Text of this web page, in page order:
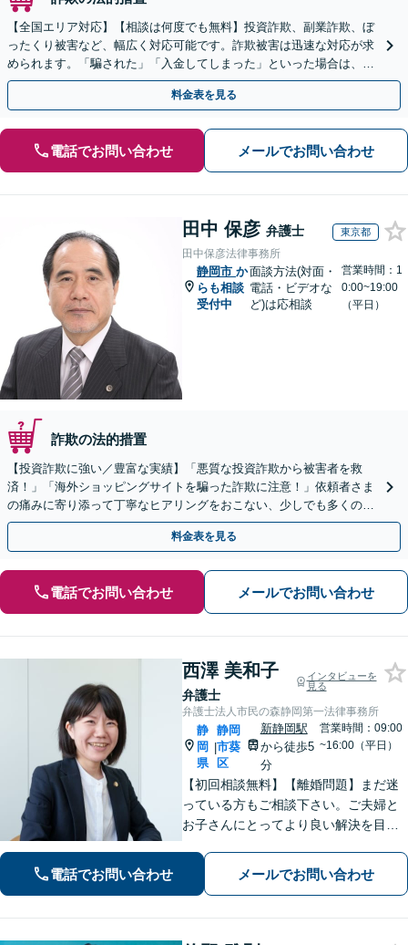
【全国エリア対応】【相談は何度でも無料】投資詐欺、副業詐欺、ぼ
ったくり被害など、幅広く対応可能です。詐欺被害は迅速な対応が求
められます。「騙された」「入金してしまった」といった場合は、お
早めにご相談ください。【電話・メール・WEB相談可】
料金表を見る
電話でお問い合わせ メールでお問い合わせ
田中 保彦 弁護士 東京都
田中保彦法律事務所
静岡市 か
らも相談
受付中
面談方法(対面・
電話・ビデオな
ど)は応相談
営業時間：1
0:00~19:00
（平日）
詐欺の法的措置
【投資詐欺に強い／豊富な実績】「悪質な投資詐欺から被害者を救
済！」「海外ショッピングサイトを騙った詐欺に注意！」依頼者さま
の痛みに寄り添って丁寧なヒアリングをおこない、少しでも多くの返
金が得られるよう尽力します！
料金表を見る
電話でお問い合わせ メールでお問い合わせ
西澤 美和子
弁護士
インタビューを
見る
弁護士法人市民の森静岡第一法律事務所
静
岡
県
|
静岡
市葵
区
新静岡駅
から徒歩5
分
営業時間：09:00
~16:00（平日）
【初回相談無料】【離婚問題】まだ迷
っている方もご相談下さい。ご夫婦と
お子さんにとってより良い解決を目指
労働問題など、幅広いお悩みに対応し
ます。【静岡市／焼津市／島田市／藤
電話でお問い合わせ メールでお問い合わせ